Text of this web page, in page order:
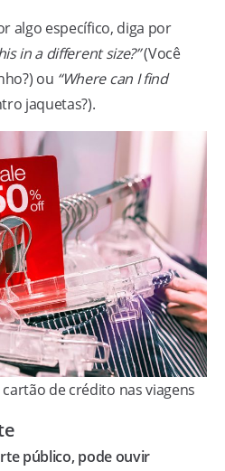
algo específico, diga por
in a different size?”(Você
ou “Where can I find
jaquetas?).
de crédito nas viagens
público, pode ouvir